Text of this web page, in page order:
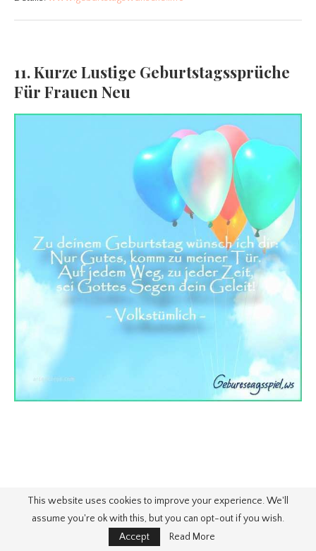
11. Kurze Lustige Geburtstagssprüche
Für Frauen Neu
This website uses cookies to improve your experience. We'll
assume you're ok with this, but you can opt-out if you wish.
Accept
Read More